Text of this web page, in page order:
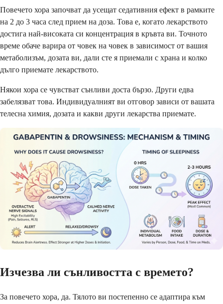
Повечето хора започват да усещат седативния ефект в рамките
на 2 до 3 часа след прием на доза. Това е, когато лекарството
достига най-високата си концентрация в кръвта ви. Точното
време обаче варира от човек на човек в зависимост от вашия
метаболизъм, дозата ви, дали сте я приемали с храна и колко
дълго приемате лекарството.
Някои хора се чувстват сънливи доста бързо. Други едва
забелязват това. Индивидуалният ви отговор зависи от вашата
телесна химия, дозата и какви други лекарства приемате.
Изчезва ли сънливостта с времето?
За повечето хора, да. Тялото ви постепенно се адаптира към